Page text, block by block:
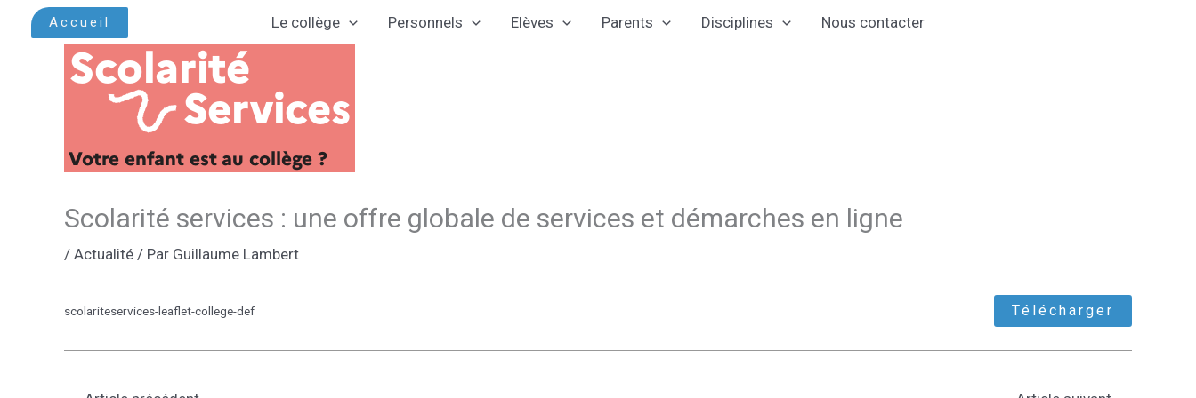
Accueil Le collège Personnels Elèves Parents Disciplines Nous contacter
Scolarité services : une offre globale de services et démarches en ligne
/ Actualité / Par Guillaume Lambert
scolariteservices-leaflet-college-def Télécharger